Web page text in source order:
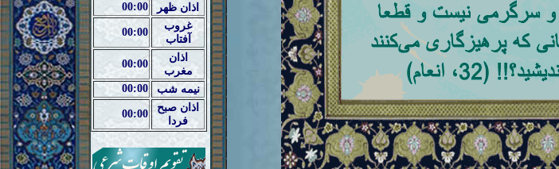
00:00
اذان ظهر
00:00
غروب
آفتاب
00:00
اذان
مغرب
00:00
نیمه شب
00:00
اذان صبح
فردا